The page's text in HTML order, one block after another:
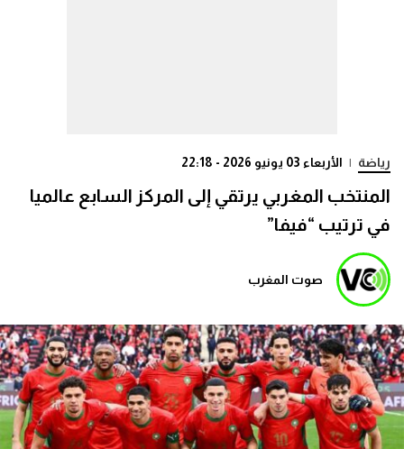
رياضة | الأربعاء 03 يونيو 2026 - 22:18
المنتخب المغربي يرتقي إلى المركز السابع عالميا
في ترتيب “فيفا”
صوت المغرب